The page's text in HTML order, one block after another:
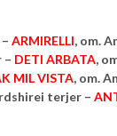
ARMIRELLI, om.
– DETI ARBATA,
MIL VISTA, om.
terjer –